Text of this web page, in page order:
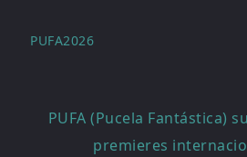
PUFA2026
Navegación
PUFA (Pucela Fantástica)
premieres